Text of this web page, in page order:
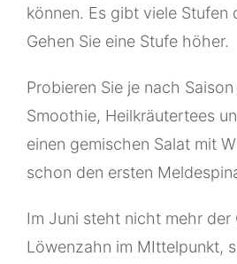
können. Es gibt viele Stufen
Gehen Sie eine Stufe höher.
Probieren Sie je nach
Smoothie, Heilkräutertees
einen gemischen Salat mit
schon den ersten
Im Juni steht nicht mehr der
Löwenzahn im MIttelpunkt,